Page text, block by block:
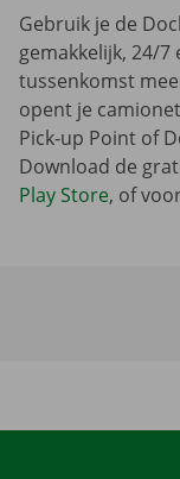
Gebruik je de
gemakkelijk, 24/7
tussenkomst
opent je
Pick-up Point of
Download de
Play Store, of